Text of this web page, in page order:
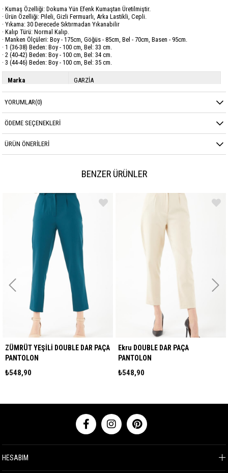
· Kumaş Özelliği: Dokuma Yün Efenk Kumaştan Üretilmiştir.
· Ürün Özelliği: Pileli, Gizli Fermuarlı, Arka Lastikli, Cepli.
· Yıkama: 30 Derecede Sıktırmadan Yıkanabilir
· Kalıp Türü: Normal Kalıp.
· Manken Ölçüleri: Boy - 175cm, Göğüs - 85cm, Bel - 70cm, Basen - 95cm.
· 1 (36-38) Beden: Boy - 100 cm, Bel: 33 cm.
· 2 (40-42) Beden: Boy - 100 cm, Bel: 34 cm.
· 3 (44-46) Beden: Boy - 100 cm, Bel: 35 cm.
Marka GARZİA
Kumaş Cinsi YÜN EFEKT
YORUMLAR(0)
ÖDEME SEÇENEKLERI
ÜRÜN ÖNERILERI
BENZER ÜRÜNLER
ZÜMRÜT YEŞİLİ DOUBLE DAR PAÇA
PANTOLON
₺548,90
Ekru DOUBLE DAR PAÇA
PANTOLON
₺548,90
HESABIM